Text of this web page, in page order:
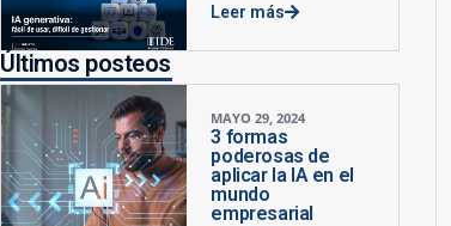
Leer más
Últimos posteos
MAYO 29, 2024
3 formas
poderosas de
aplicar la IA en el
mundo
empresarial